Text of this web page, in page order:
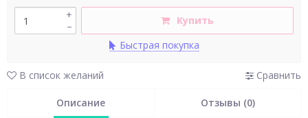
–
+
Купить
Быстрая покупка
В список желаний Сравнить
Описание Отзывы (0)